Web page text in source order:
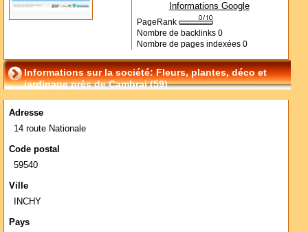
Informations Google
PageRank
Nombre de backlinks 0
Nombre de pages indexées 0
Informations sur la société: Fleurs, plantes, déco et
jardinage près de Cambrai (59)
Adresse
14 route Nationale
Code postal
59540
Ville
INCHY
Pays